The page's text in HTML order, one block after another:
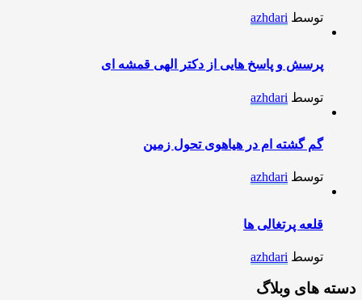
توسط azhdari
پرسش و پاسخ هایی از دکتر الهی قمشه ای
توسط azhdari
گم گشته ام در هیاهوی تحول زمین
توسط azhdari
قلعه پرتغالی ها
توسط azhdari
دسته های وبلاگ